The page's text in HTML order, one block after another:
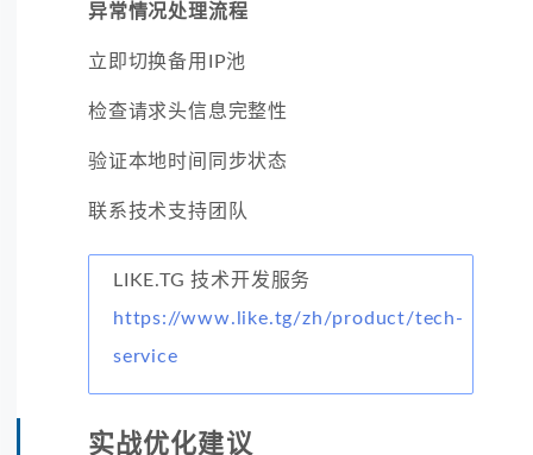
异常情况处理流程
立即切换备用IP池
检查请求头信息完整性
验证本地时间同步状态
联系技术支持团队
LIKE.TG 技术开发服务
https://www.like.tg/zh/product/tech-
service
实战优化建议